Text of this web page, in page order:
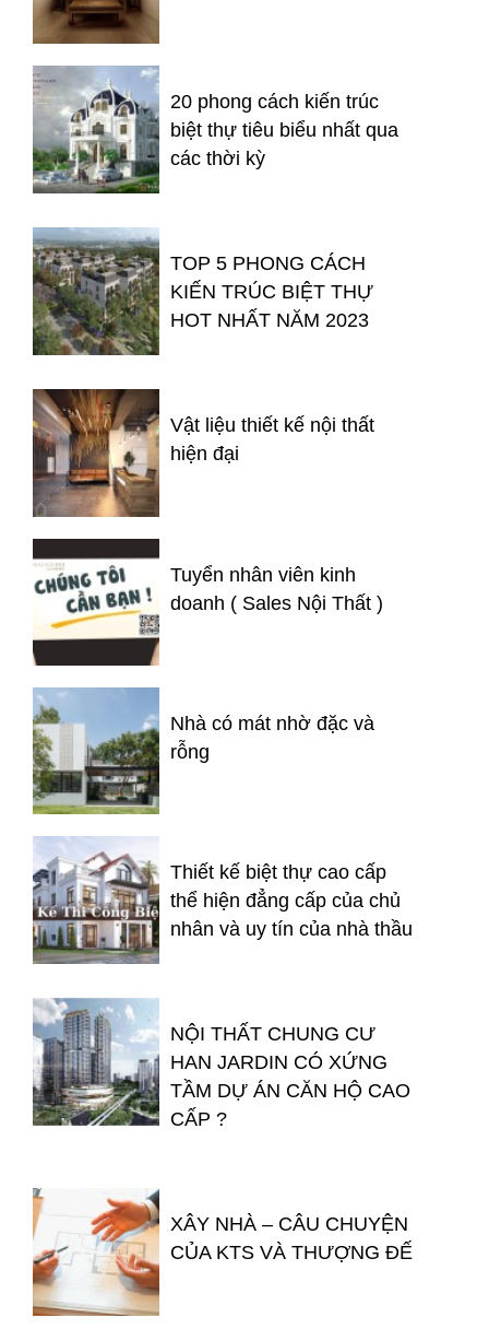
20 phong cách kiến trúc
biệt thự tiêu biểu nhất qua
các thời kỳ
TOP 5 PHONG CÁCH
KIẾN TRÚC BIỆT THỰ
HOT NHẤT NĂM 2023
Vật liệu thiết kế nội thất
hiện đại
Tuyển nhân viên kinh
doanh ( Sales Nội Thất )
Nhà có mát nhờ đặc và
rỗng
Thiết kế biệt thự cao cấp
thể hiện đẳng cấp của chủ
nhân và uy tín của nhà thầu
NỘI THẤT CHUNG CƯ
HAN JARDIN CÓ XỨNG
TẦM DỰ ÁN CĂN HỘ CAO
CẤP ?
XÂY NHÀ – CÂU CHUYỆN
CỦA KTS VÀ THƯỢNG ĐẾ